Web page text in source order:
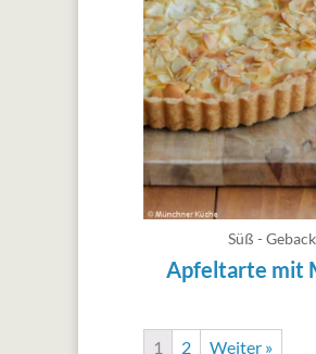
Süß -
Apfeltarte mit
1 2 Weiter »